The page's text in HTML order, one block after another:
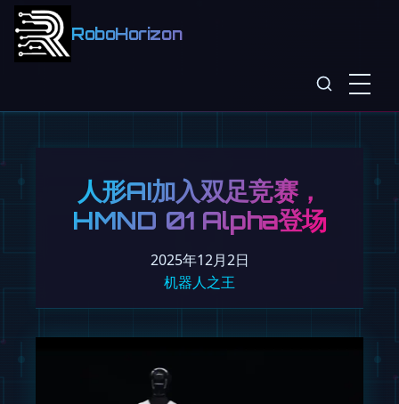
RoboHorizon
人形AI加入双足竞赛，
HMND 01 Alpha登场
2025年12月2日
机器人之王